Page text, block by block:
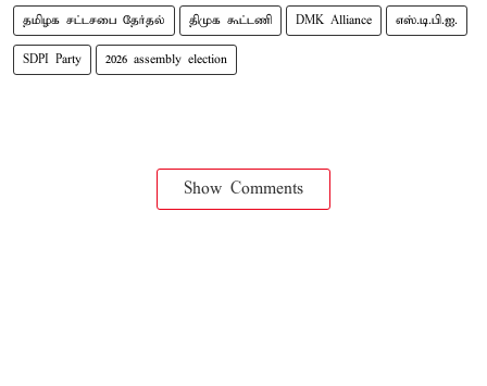
தமிழக சட்டசபை தேர்தல் திமுக கூட்டணி DMK Alliance எஸ்.டி.பி.ஐ.
SDPI Party 2026 assembly election
Show Comments